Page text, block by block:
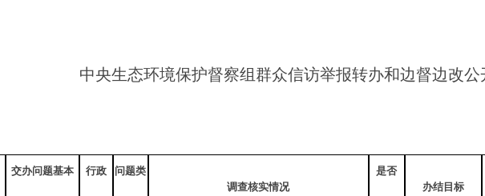
中央生态环境保护督察组群众信访举报转办和边督边改公
交办问题基本 行政 问题类
调查核实情况
是否
办结目标